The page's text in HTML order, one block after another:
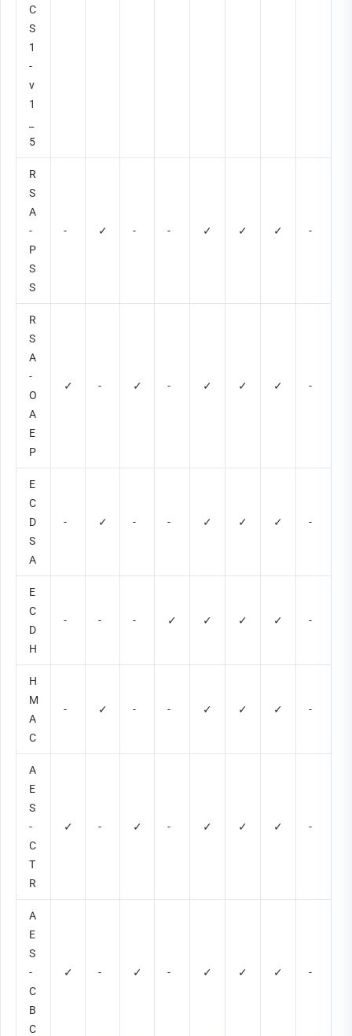
C
S
1
-
v
1
5
R
S
A
-
P
S
S
- ✓ - - ✓ ✓ ✓ -
R
S
A
-
O
A
E
P
✓ - ✓ - ✓ ✓ ✓ -
E
C
D
S
A
- ✓ - - ✓ ✓ ✓ -
E
C
D
H
- - - ✓ ✓ ✓ ✓ -
H
M
A
C
- ✓ - - ✓ ✓ ✓ -
A
E
S
-
C
T
R
✓ - ✓ - ✓ ✓ ✓ -
A
E
S
-
C
B
C
✓ - ✓ - ✓ ✓ ✓ -